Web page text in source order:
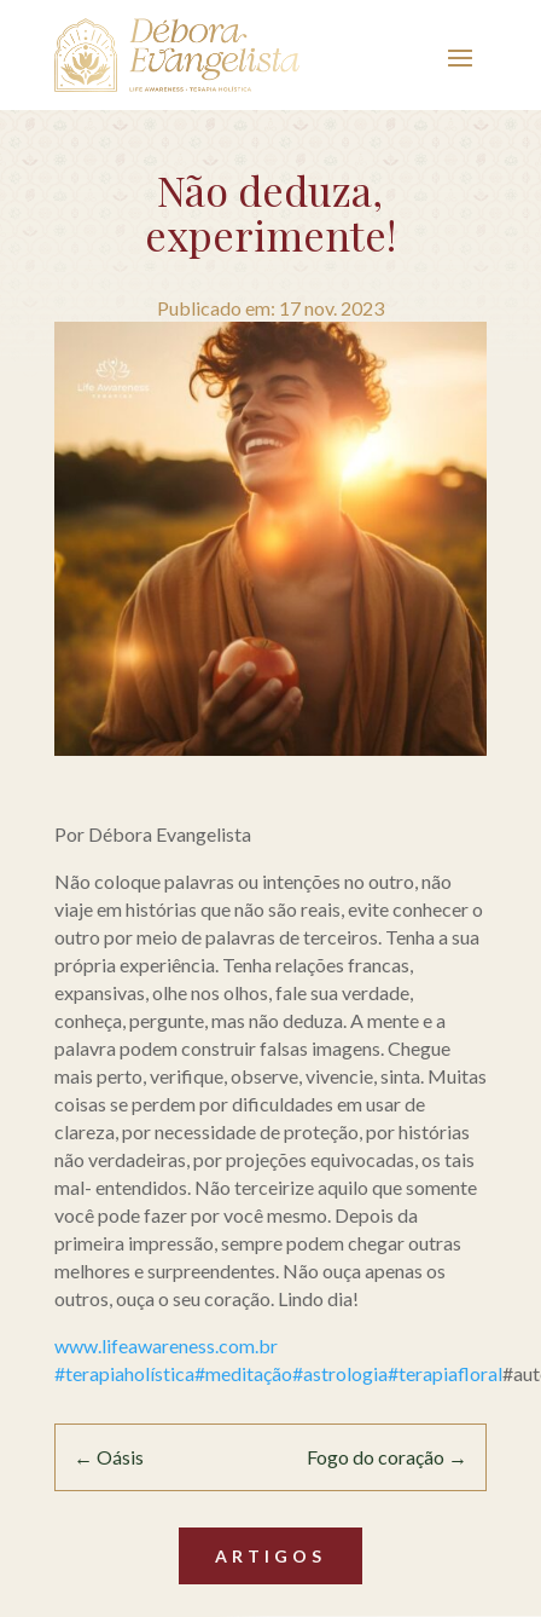
Não deduza,
experimente!
Publicado em: 17 nov. 2023
Por Débora Evangelista
Não coloque palavras ou intenções no outro, não
viaje em histórias que não são reais, evite conhecer o
outro por meio de palavras de terceiros. Tenha a sua
própria experiência. Tenha relações francas,
expansivas, olhe nos olhos, fale sua verdade,
conheça, pergunte, mas não deduza. A mente e a
palavra podem construir falsas imagens. Chegue
mais perto, verifique, observe, vivencie, sinta. Muitas
coisas se perdem por dificuldades em usar de
clareza, por necessidade de proteção, por histórias
não verdadeiras, por projeções equivocadas, os tais
mal- entendidos. Não terceirize aquilo que somente
você pode fazer por você mesmo. Depois da
primeira impressão, sempre podem chegar outras
melhores e surpreendentes. Não ouça apenas os
outros, ouça o seu coração. Lindo dia!
www.lifeawareness.com.br
#terapiaholística#meditação#astrologia#terapiafloral
← Oásis Fogo do coração →
ARTIGOS